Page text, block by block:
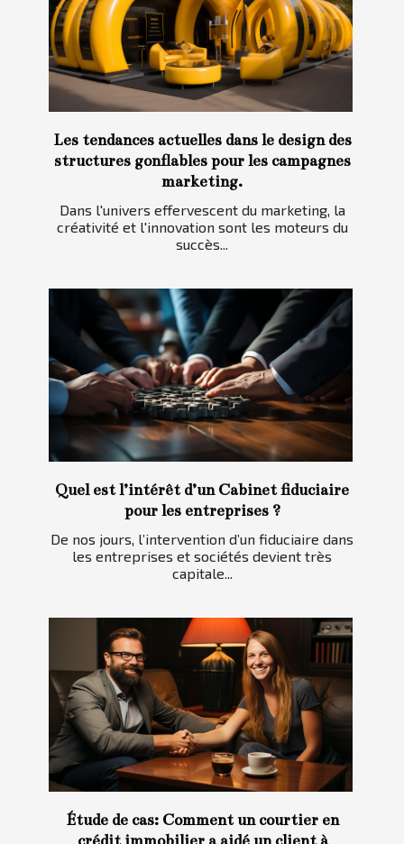
Les tendances actuelles dans le design des
structures gonflables pour les campagnes
marketing.
Dans l'univers effervescent du marketing, la
créativité et l'innovation sont les moteurs du
succès...
Quel est l’intérêt d’un Cabinet fiduciaire
pour les entreprises ?
De nos jours, l’intervention d’un fiduciaire dans
les entreprises et sociétés devient très
capitale...
Étude de cas: Comment un courtier en